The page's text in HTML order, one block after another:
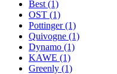
Best (1)
OST (1)
Pottinger (1)
Quіvogne (1)
Dynamo (1)
KAWE (1)
Greenly (1)